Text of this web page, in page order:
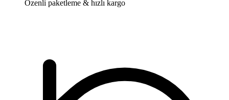
Özenli paketleme & hızlı kargo